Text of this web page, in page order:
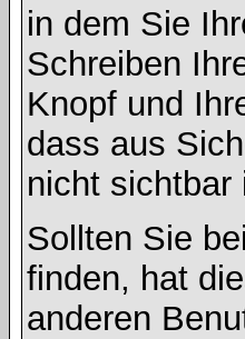
in dem Sie
Schreiben
Knopf und
dass aus
nicht sichtbar
Sollten Sie
finden, hat
anderen